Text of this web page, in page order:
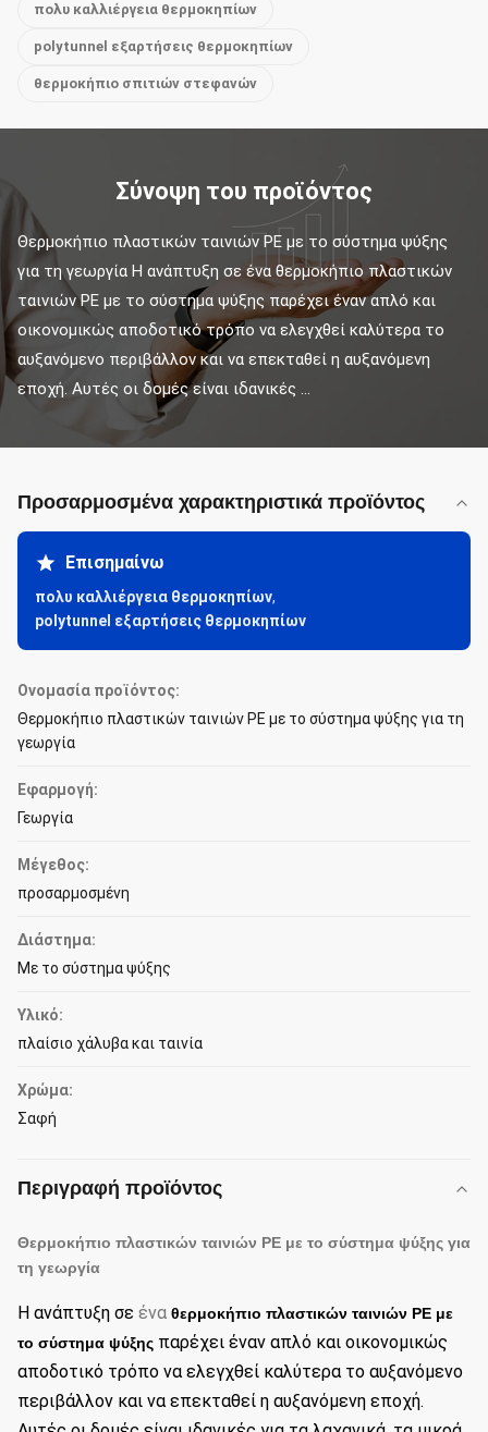
πολυ καλλιέργεια θερμοκηπίων
polytunnel εξαρτήσεις θερμοκηπίων
θερμοκήπιο σπιτιών στεφανών
Σύνοψη του προϊόντος
Θερμοκήπιο πλαστικών ταινιών PE με το σύστημα ψύξης
για τη γεωργία Η ανάπτυξη σε ένα θερμοκήπιο πλαστικών
ταινιών PE με το σύστημα ψύξης παρέχει έναν απλό και
οικονομικώς αποδοτικό τρόπο να ελεγχθεί καλύτερα το
αυξανόμενο περιβάλλον και να επεκταθεί η αυξανόμενη
εποχή. Αυτές οι δομές είναι ιδανικές ...
Προσαρμοσμένα χαρακτηριστικά προϊόντος
Επισημαίνω
πολυ καλλιέργεια θερμοκηπίων,
polytunnel εξαρτήσεις θερμοκηπίων
Ονομασία προϊόντος:
Θερμοκήπιο πλαστικών ταινιών PE με το σύστημα ψύξης για τη
γεωργία
Εφαρμογή:
Γεωργία
Μέγεθος:
προσαρμοσμένη
Διάστημα:
Με το σύστημα ψύξης
Υλικό:
πλαίσιο χάλυβα και ταινία
Χρώμα:
Σαφή
Περιγραφή προϊόντος
Θερμοκήπιο πλαστικών ταινιών PE με το σύστημα ψύξης για
τη γεωργία
Η ανάπτυξη σε ένα θερμοκήπιο πλαστικών ταινιών PE με
το σύστημα ψύξης παρέχει έναν απλό και οικονομικώς
αποδοτικό τρόπο να ελεγχθεί καλύτερα το αυξανόμενο
περιβάλλον και να επεκταθεί η αυξανόμενη εποχή.